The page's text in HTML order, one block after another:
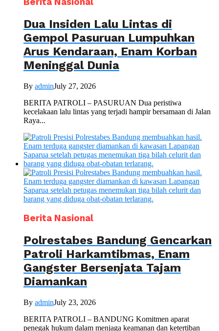
Dua Insiden Lalu Lintas di
Gempol Pasuruan Lumpuhkan
Arus Kendaraan, Enam Korban
Meninggal Dunia
By adminJuly 27, 2026
BERITA PATROLI – PASURUAN Dua peristiwa
kecelakaan lalu lintas yang terjadi hampir bersamaan di Jalan
Raya...
Berita Nasional
Polrestabes Bandung Gencarkan
Patroli Harkamtibmas, Enam
Gangster Bersenjata Tajam
Diamankan
By adminJuly 23, 2026
BERITA PATROLI – BANDUNG Komitmen aparat
penegak hukum dalam menjaga keamanan dan ketertiban